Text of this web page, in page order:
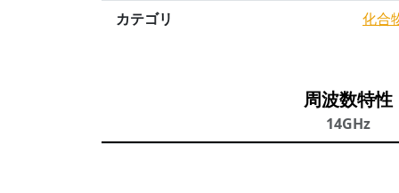
カテゴリ 化合
周波数特性
14GHz